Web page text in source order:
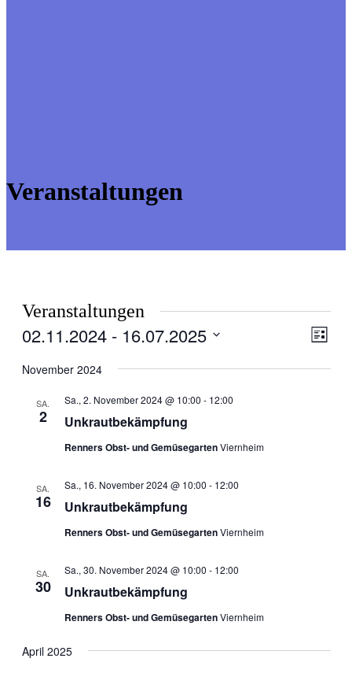
Veranstaltungen
Veranstaltungen
Liste
02.11.2024 - 16.07.2025
wählen.
November 2024
SA.
2 Unkrautbekämpfung
Sa., 2. November 2024 @ 10:00 - 12:00
Renners Obst- und GemüsegartenViernheim
SA.
16 Unkrautbekämpfung
Sa., 16. November 2024 @ 10:00 - 12:00
Renners Obst- und GemüsegartenViernheim
SA.
30 Unkrautbekämpfung
Sa., 30. November 2024 @ 10:00 - 12:00
Renners Obst- und GemüsegartenViernheim
April 2025